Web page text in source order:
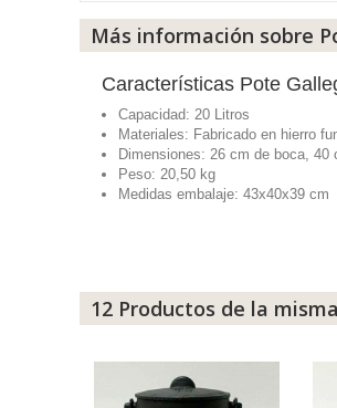
Más información sobre
Características Pote
Capacidad: 20 Litros
Materiales: Fabricado en hierro
Dimensiones: 26 cm de boca, 40
Peso: 20,50 kg
Medidas embalaje: 43x40x39 cm
12 Productos de la